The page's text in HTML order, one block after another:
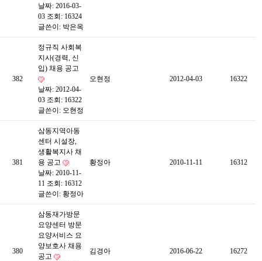
날짜: 2016-03-
03 조회: 16324
글쓴이: 박은옥
382
정규직 사회복
지사(경력, 신
입) 채용 공고
날짜: 2012-04-
03 조회: 16322
글쓴이: 오현정
오현정 2012-04-03 16322
381
삼동지역아동
센터 시설장,
생활복지사 채
용 공고
날짜: 2010-11-
11 조회: 16312
글쓴이: 황정아
황정아 2010-11-11 16312
380
삼동재가방문
요양센터 방문
요양서비스 요
양보호사 채용
공고
김경아 2016-06-22 16272